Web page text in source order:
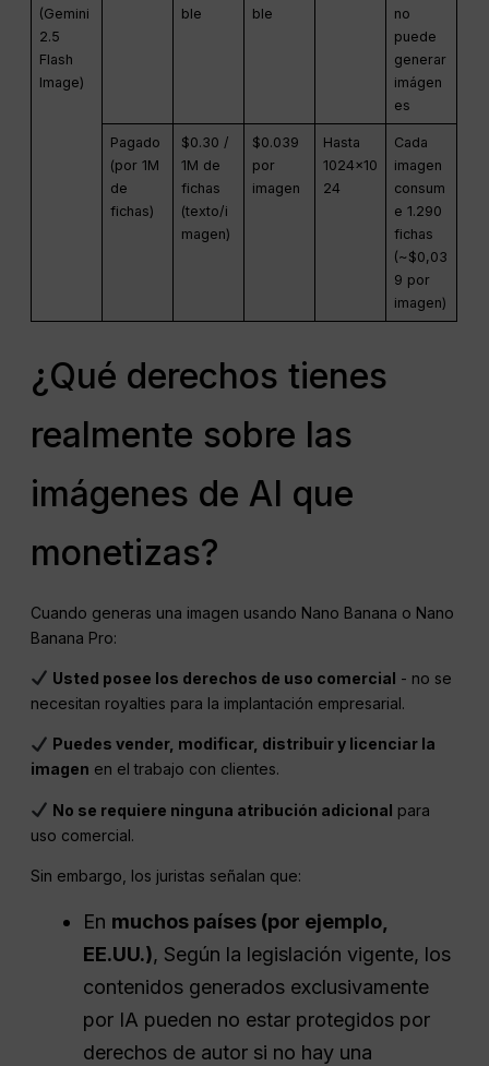
(Gemini
2.5
Flash
Image)
ble
ble
no
puede
generar
imágen
es
Pagado
(por 1M
de
fichas)
$0.30 /
1M de
fichas
(texto/i
magen)
$0.039
por
imagen
Hasta
1024×10
24
Cada
imagen
consum
e 1.290
fichas
(~$0,03
9 por
imagen)
¿Qué derechos tienes
realmente sobre las
imágenes de AI que
monetizas?
Cuando generas una imagen usando Nano Banana o Nano
Banana Pro:
Usted posee los derechos de uso comercial - no se
necesitan royalties para la implantación empresarial.
Puedes vender, modificar, distribuir y licenciar la
imagen en el trabajo con clientes.
No se requiere ninguna atribución adicional para
uso comercial.
Sin embargo, los juristas señalan que:
En muchos países (por ejemplo,
EE.UU.), Según la legislación vigente, los
contenidos generados exclusivamente
por IA pueden no estar protegidos por
derechos de autor si no hay una